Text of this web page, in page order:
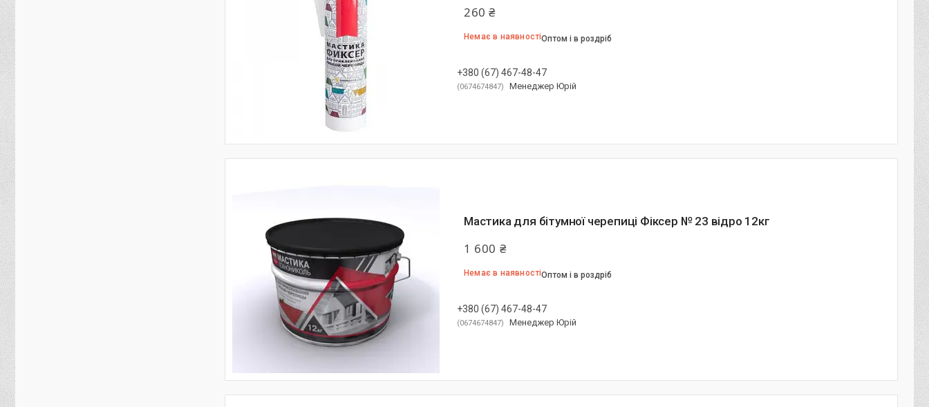
260 ₴
Немає в наявностіОптом і в роздріб
+380 (67) 467-48-47
0674674847 Менеджер Юрій
Мастика для бітумної черепиці Фіксер № 23 відро 12кг
1 600 ₴
Немає в наявностіОптом і в роздріб
+380 (67) 467-48-47
0674674847 Менеджер Юрій